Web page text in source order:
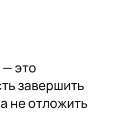
это
завершить
не отложить